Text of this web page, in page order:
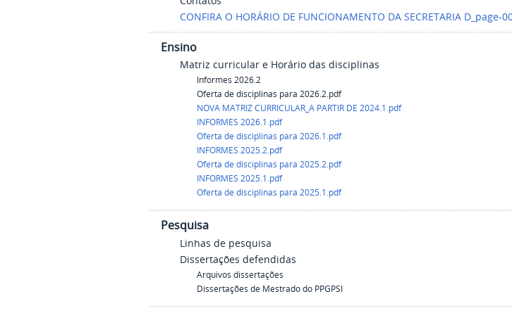
CONFIRA O HORÁRIO DE FUNCIONAMENTO DA SECRETARIA D_page-
Ensino
Matriz curricular e Horário das disciplinas
Informes 2026.2
Oferta de disciplinas para 2026.2.pdf
NOVA MATRIZ CURRICULAR_A PARTIR DE 2024.1.pdf
INFORMES 2026.1.pdf
Oferta de disciplinas para 2026.1.pdf
INFORMES 2025.2.pdf
Oferta de disciplinas para 2025.2.pdf
INFORMES 2025.1.pdf
Oferta de disciplinas para 2025.1.pdf
Pesquisa
Linhas de pesquisa
Dissertações defendidas
Arquivos dissertações
Dissertações de Mestrado do PPGPSI